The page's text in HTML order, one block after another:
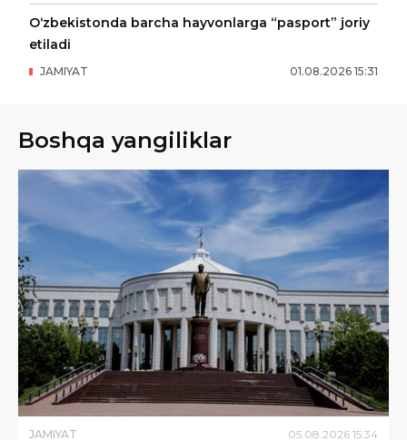
O‘zbekistonda barcha hayvonlarga “pasport” joriy
etiladi
01.08.2026 15:31
JAMIYAT
Boshqa yangiliklar
JAMIYAT 05.08.2026 15:34